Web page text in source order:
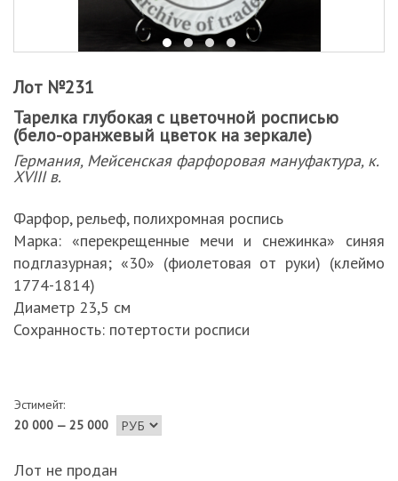
Лот №231
Тарелка глубокая с цветочной росписью
(бело-оранжевый цветок на зеркале)
Германия, Мейсенская фарфоровая мануфактура, к.
XVIII в.
Фарфор, рельеф, полихромная роспись
Марка: «перекрещенные мечи и снежинка» синяя
подглазурная; «30» (фиолетовая от руки) (клеймо
1774-1814)
Диаметр 23,5 см
Сохранность: потертости росписи
Эстимейт:
20 000 — 25 000
Лот не продан